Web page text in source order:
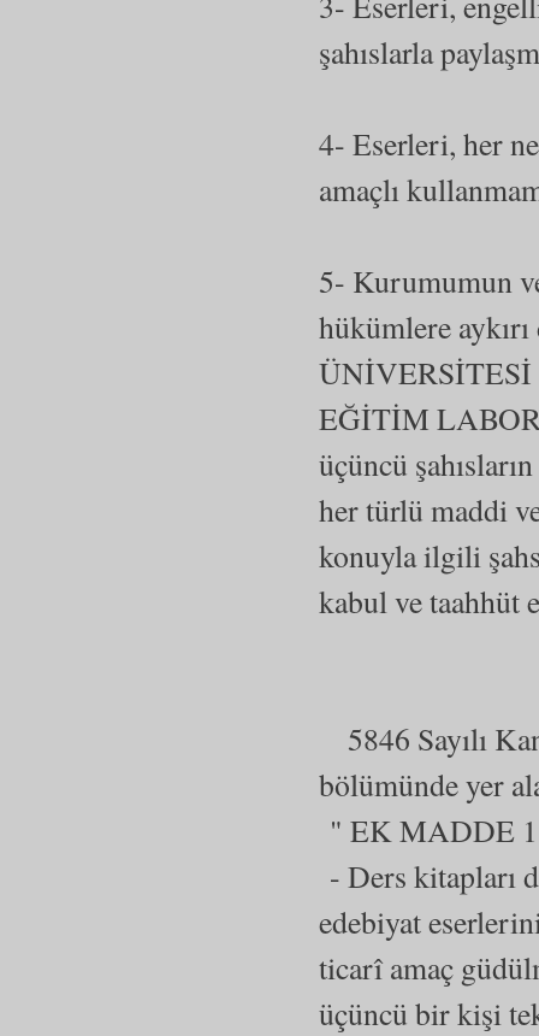
şahıslarla
4- Eserleri, her
amaçlı
5- Kurumumun
hükümlere
EĞİTİM
üçüncü
her türlü maddi
konuyla ilgili
kabul ve taahhüt
5846 Sayılı
bölümünde yer
" EK MADDE
- Ders kitapları
edebiyat
ticarî amaç
üçüncü bir kişi